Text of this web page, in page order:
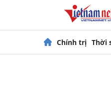
Chính trị Thời